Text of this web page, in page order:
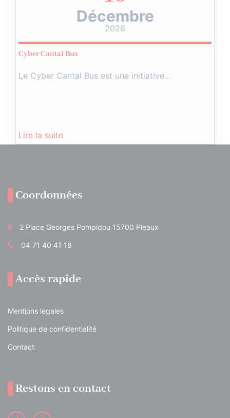
Décembre
2026
Cyber Cantal Bus
Le Cyber Cantal Bus est une initiative…
Lire la suite
Coordonnées
2 Place Georges Pompidou 15700 Pleaux
04 71 40 41 18
Accès rapide
Mentions legales
Politique de confidentialité
Contact
Restons en contact